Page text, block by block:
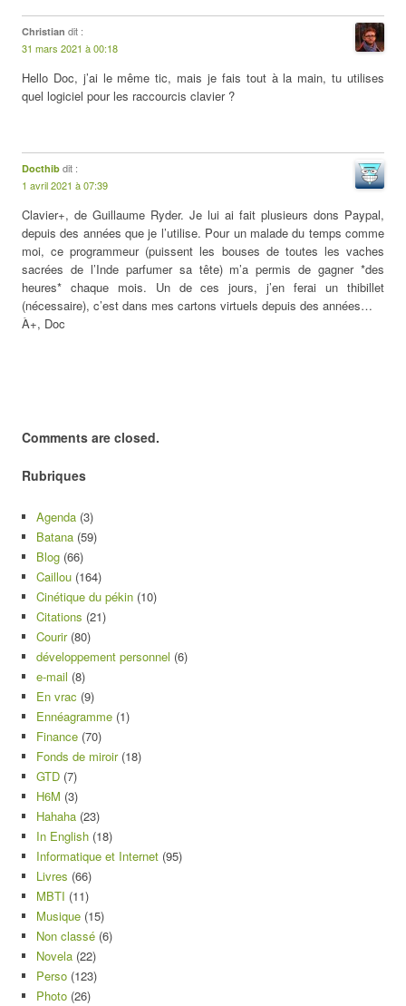
Christian dit :
31 mars 2021 à 00:18
Hello Doc, j’ai le même tic, mais je fais tout à la main, tu utilises
quel logiciel pour les raccourcis clavier ?
Docthib dit :
1 avril 2021 à 07:39
Clavier+, de Guillaume Ryder. Je lui ai fait plusieurs dons Paypal,
depuis des années que je l’utilise. Pour un malade du temps comme
moi, ce programmeur (puissent les bouses de toutes les vaches
sacrées de l’Inde parfumer sa tête) m’a permis de gagner *des
heures* chaque mois. Un de ces jours, j’en ferai un thibillet
(nécessaire), c’est dans mes cartons virtuels depuis des années…
À+, Doc
Comments are closed.
Rubriques
Agenda (3)
Batana (59)
Blog (66)
Caillou (164)
Cinétique du pékin (10)
Citations (21)
Courir(80)
développement personnel (6)
e-mail (8)
En vrac (9)
Ennéagramme (1)
Finance (70)
Fonds de miroir(18)
GTD (7)
H6M (3)
Hahaha (23)
In English (18)
Informatique et Internet (95)
Livres (66)
MBTI (11)
Musique (15)
Non classé (6)
Novela (22)
Perso (123)
Photo (26)